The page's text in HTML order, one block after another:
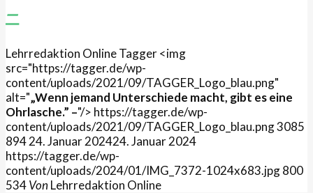
–
Lehrredaktion OnlineTagger<img
src="https://tagger.de/wp-
content/uploads/2021/09/TAGGER_Logo_blau.png"
alt="„Wenn jemand Unterschiede macht, gibt es eine
Ohrlasche.” –"/> https://tagger.de/wp-
content/uploads/2021/09/TAGGER_Logo_blau.png3085
89424. Januar 202424. Januar 2024
https://tagger.de/wp-
content/uploads/2024/01/IMG_7372-1024x683.jpg800
534VonLehrredaktion Online